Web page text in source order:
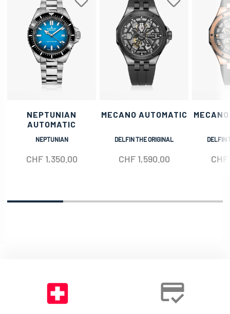
NEPTUNIAN
AUTOMATIC
NEPTUNIAN
CHF1,350.00
MECANO AUTOMATIC
DELFIN THE ORIGINAL
CHF1,590.00
DELFIN
CHF